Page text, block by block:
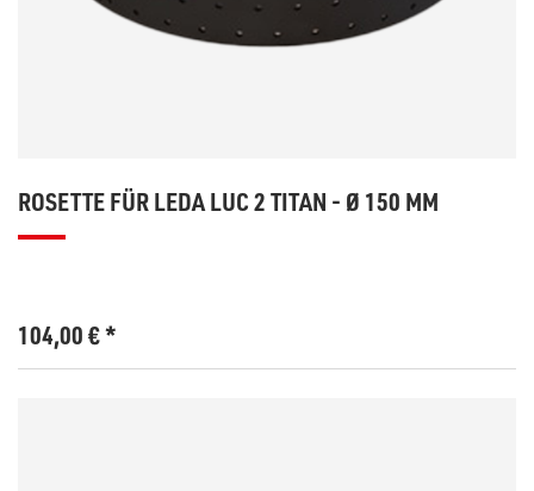
ROSETTE FÜR LEDA LUC 2 TITAN - Ø 150 MM
104,00€*